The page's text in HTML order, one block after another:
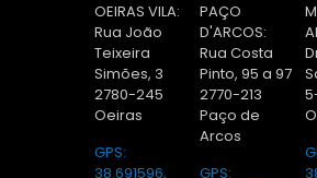
OEIRAS VILA:
Rua João
Teixeira
Simões, 3
2780-245
Oeiras
GPS:
38.691596,
PAÇO
D'ARCOS:
Rua Costa
Pinto, 95 a 97
2770-213
Paço de
Arcos
GPS: